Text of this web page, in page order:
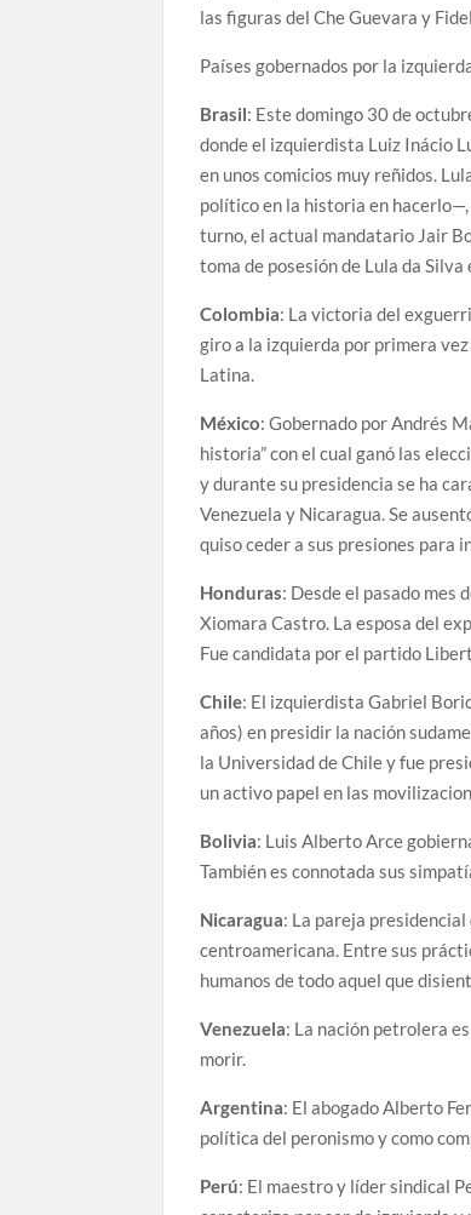
las figuras del Che Guevara y
Países gobernados por la
Brasil: Este domingo 30 de
donde el izquierdista Luiz Inácio
en unos comicios muy reñidos.
político en la historia en
turno, el actual mandatario Jair
toma de posesión de Lula da
Colombia: La victoria del
giro a la izquierda por primera
Latina.
México: Gobernado por Andrés
historia” con el cual ganó las
y durante su presidencia se ha
Venezuela y Nicaragua. Se
quiso ceder a sus presiones para
Honduras: Desde el pasado mes
Xiomara Castro. La esposa del
Fue candidata por el partido
Chile: El izquierdista Gabriel
años) en presidir la nación
la Universidad de Chile y fue
un activo papel en las
Bolivia: Luis Alberto Arce
También es connotada sus
Nicaragua: La pareja
centroamericana. Entre sus
humanos de todo aquel que
Venezuela: La nación petrolera
morir.
Argentina: El abogado Alberto
política del peronismo y como
Perú: El maestro y líder sindical